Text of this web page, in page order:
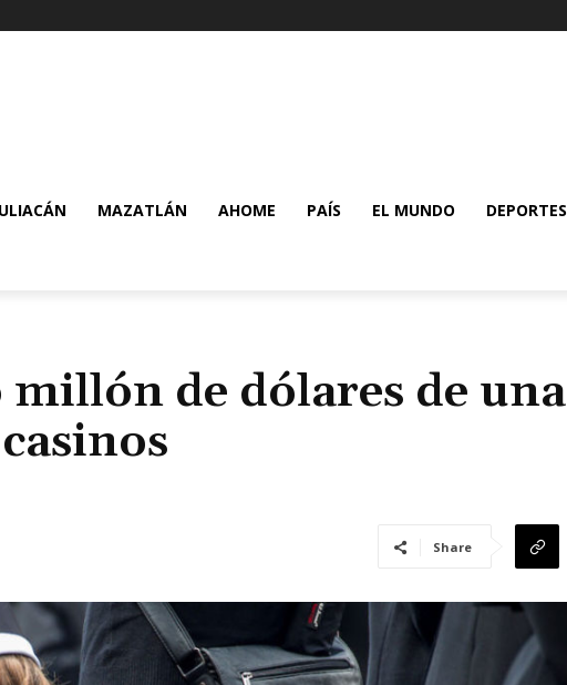
MAZATLÁN AHOME PAÍS EL MUNDO DEPORTES
de dólares de una
Share